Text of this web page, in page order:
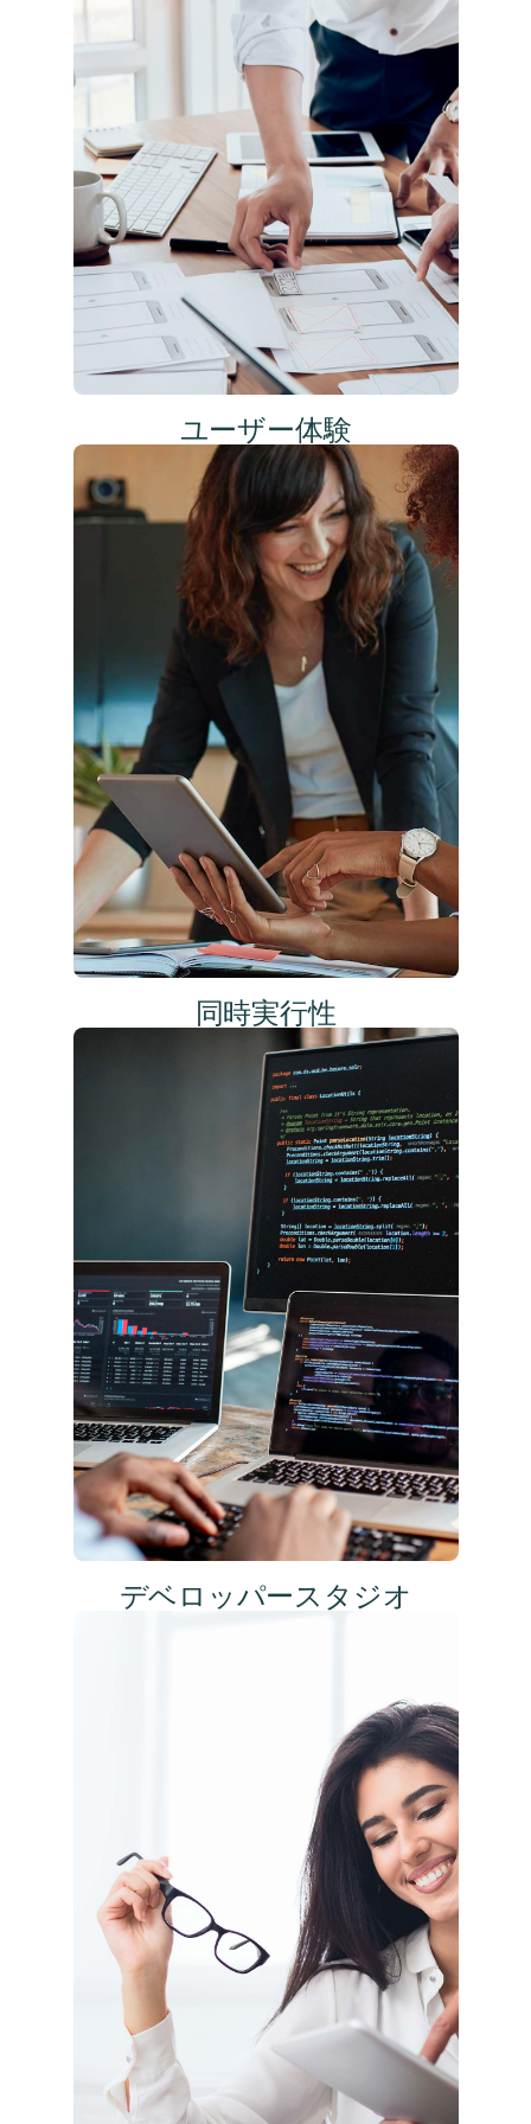
ユーザー体験
同時実行性
デベロッパースタジオ